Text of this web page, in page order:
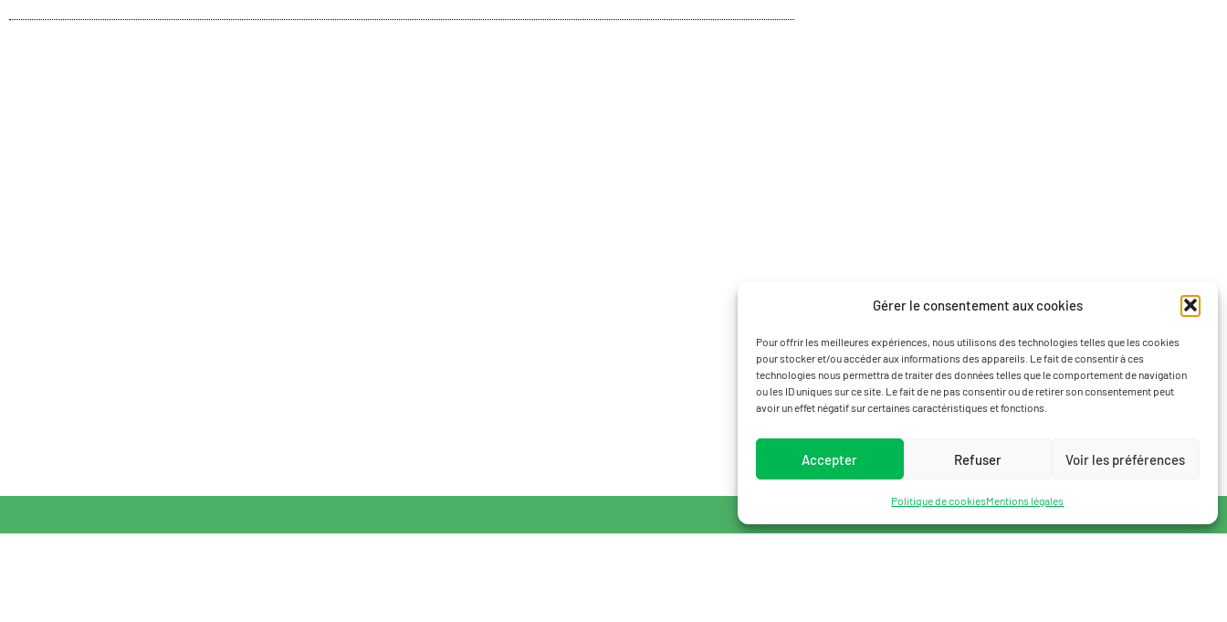
Gérer le consentement aux cookies
Pour offrir les meilleures expériences, nous utilisons des technologies telles que les cookies
pour stocker et/ou accéder aux informations des appareils. Le fait de consentir à ces
technologies nous permettra de traiter des données telles que le comportement de navigation
ou les ID uniques sur ce site. Le fait de ne pas consentir ou de retirer son consentement peut
avoir un effet négatif sur certaines caractéristiques et fonctions.
Accepter Refuser Voir les préférences
Politique de cookiesMentions légales